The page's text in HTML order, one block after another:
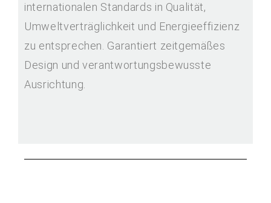
internationalen Standards in Qualität,
Umweltverträglichkeit und Energieeffizienz
zu entsprechen. Garantiert zeitgemäßes
Design und verantwortungsbewusste
Ausrichtung.